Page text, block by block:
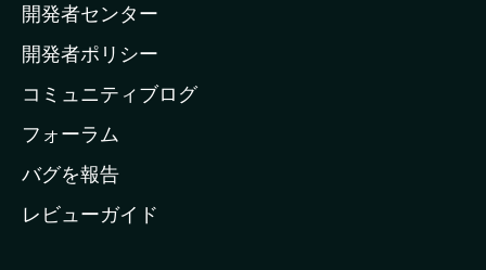
ー
ム
ー
ジ
へ
開発者センター
開発者ポリシー
コミュニティブログ
フォーラム
バグを報告
レビューガイド